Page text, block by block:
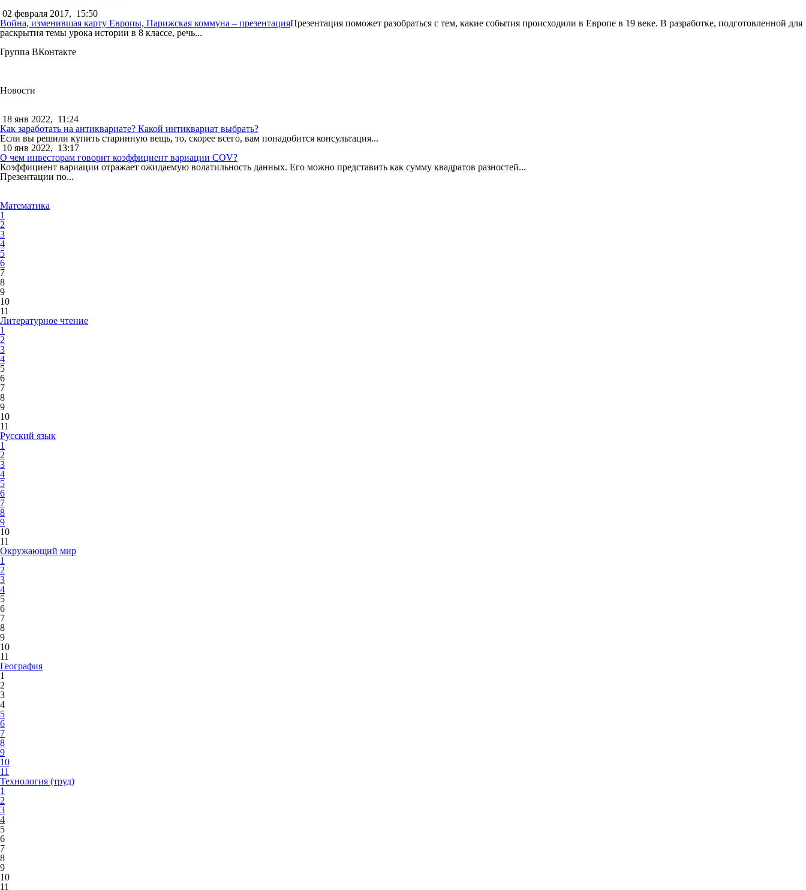
02 февраля 2017, 15:50
Война, изменившая карту Европы, Парижская коммуна – презентацияПрезентация поможет разобраться с тем, какие события происходили в Европе в 19 веке. В разработке, подготовленной для
раскрытия темы урока истории в 8 классе, речь...
Группа ВКонтакте
Новости
18 янв 2022, 11:24
Как заработать на антиквариате? Какой интиквариат выбрать?
Если вы решили купить старинную вещь, то, скорее всего, вам понадобится консультация...
10 янв 2022, 13:17
О чем инвесторам говорит коэффициент вариации COV?
Коэффициент вариации отражает ожидаемую волатильность данных. Его можно представить как сумму квадратов разностей...
Презентации по...
Математика
1
2
3
4
5
6
7
8
9
10
11
Литературное чтение
1
2
3
4
5
6
7
8
9
10
11
Русский язык
1
2
3
4
5
6
7
8
9
10
11
Окружающий мир
1
2
3
4
5
6
7
8
9
10
11
География
1
2
3
4
5
6
7
8
9
10
11
Технология (труд)
1
2
3
4
5
6
7
8
9
10
11